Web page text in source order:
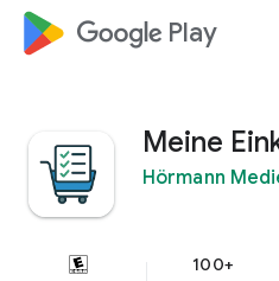
google_logo Play
Meine
Hörmann
100+